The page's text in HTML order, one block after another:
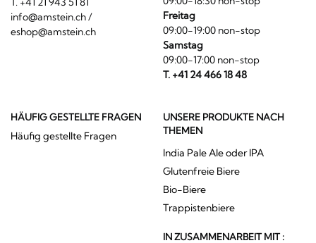
info@amstein.ch/
eshop@amstein.ch
Freitag
09:00-19:00 non-stop
Samstag
09:00-17:00 non-stop
T. +41 24 466 18 48
HÄUFIG GESTELLTE FRAGEN
Häufig gestellte Fragen
UNSERE PRODUKTE NACH
THEMEN
India Pale Ale oder IPA
Glutenfreie Biere
Bio-Biere
Trappistenbiere
IN ZUSAMMENARBEIT MIT :